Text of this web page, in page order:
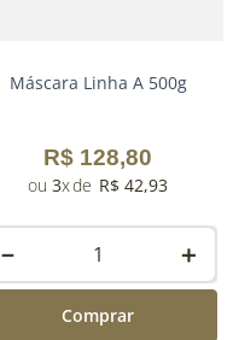
Máscara Linha A 500g
R$ 128,80
3 R$ 42,93
＋
－
Comprar